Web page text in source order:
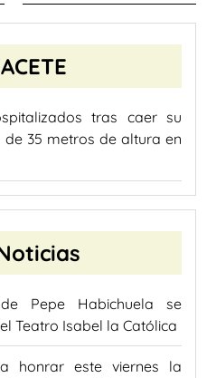
tras caer su
35 metros de altura en
Pepe Habichuela se
Teatro Isabel la Católica
honrar este viernes la